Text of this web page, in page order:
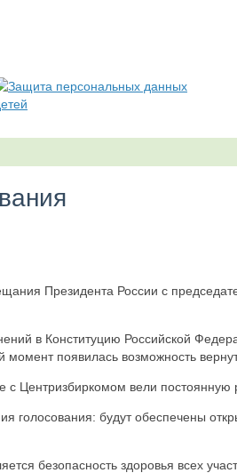
Президента России с
в Конституцию Российской
появилась возможность
вели постоянную
будут обеспечены
безопасность здоровья всех